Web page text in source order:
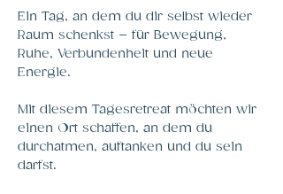
Ein Tag, an dem du dir selbst wieder
Raum schenkst – für Bewegung,
Ruhe, Verbundenheit und neue
Energie.
Mit diesem Tagesretreat möchten wir
einen Ort schaffen, an dem du
durchatmen, auftanken und du sein
darfst.